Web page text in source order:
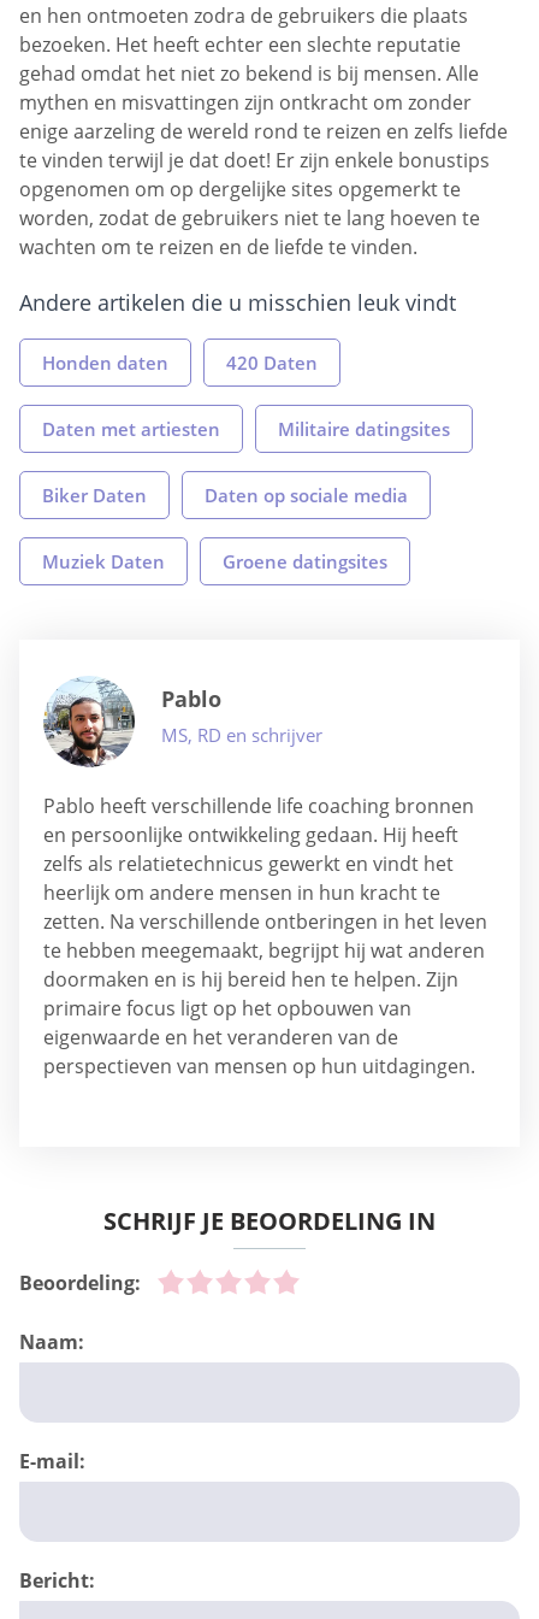
en hen ontmoeten zodra de gebruikers die plaats
bezoeken. Het heeft echter een slechte reputatie
gehad omdat het niet zo bekend is bij mensen. Alle
mythen en misvattingen zijn ontkracht om zonder
enige aarzeling de wereld rond te reizen en zelfs liefde
te vinden terwijl je dat doet! Er zijn enkele bonustips
opgenomen om op dergelijke sites opgemerkt te
worden, zodat de gebruikers niet te lang hoeven te
wachten om te reizen en de liefde te vinden.
Andere artikelen die u misschien leuk vindt
Honden daten 420 Daten
Daten met artiesten Militaire datingsites
Biker Daten Daten op sociale media
Muziek Daten Groene datingsites
Pablo
MS, RD en schrijver
Pablo heeft verschillende life coaching bronnen
en persoonlijke ontwikkeling gedaan. Hij heeft
zelfs als relatietechnicus gewerkt en vindt het
heerlijk om andere mensen in hun kracht te
zetten. Na verschillende ontberingen in het leven
te hebben meegemaakt, begrijpt hij wat anderen
doormaken en is hij bereid hen te helpen. Zijn
primaire focus ligt op het opbouwen van
eigenwaarde en het veranderen van de
perspectieven van mensen op hun uitdagingen.
SCHRIJF JE BEOORDELING IN
Beoordeling:
Naam:
E-mail:
Bericht: